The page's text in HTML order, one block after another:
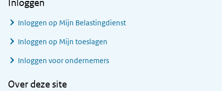
Inloggen
Inloggen op Mijn Belastingdienst
Inloggen op Mijn toeslagen
Inloggen voor ondernemers
Over deze site